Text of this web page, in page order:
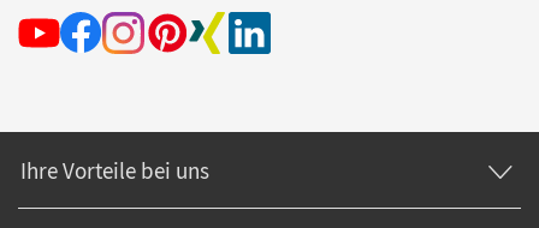
Ihre Vorteile bei uns